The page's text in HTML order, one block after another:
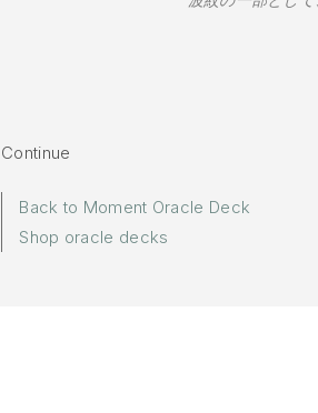
Continue
Back to Moment Oracle Deck
Shop oracle decks